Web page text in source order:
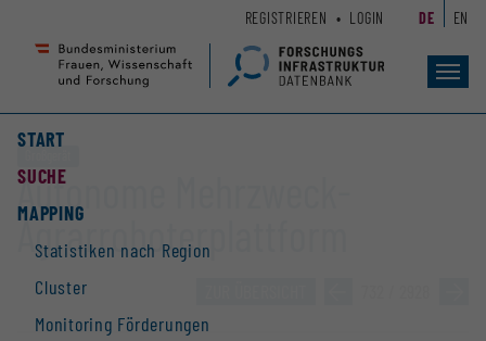
Seiteninhalt
Accesskey
Hauptnavigation
Accesskey
START
SUCHE
MAPPING
Statistiken nach Region
Cluster
Monitoring Förderungen
REGISTRIEREN LOGIN DE EN
Autonome Mehrzweck-
Agrarroboterplattform